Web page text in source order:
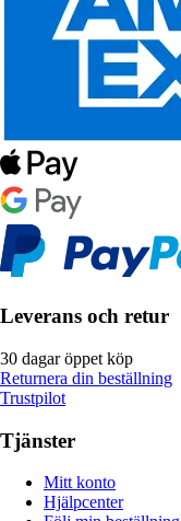
Leverans och retur
30 dagar öppet köp
Returnera din beställning
Trustpilot
Tjänster
Mitt konto
Hjälpcenter